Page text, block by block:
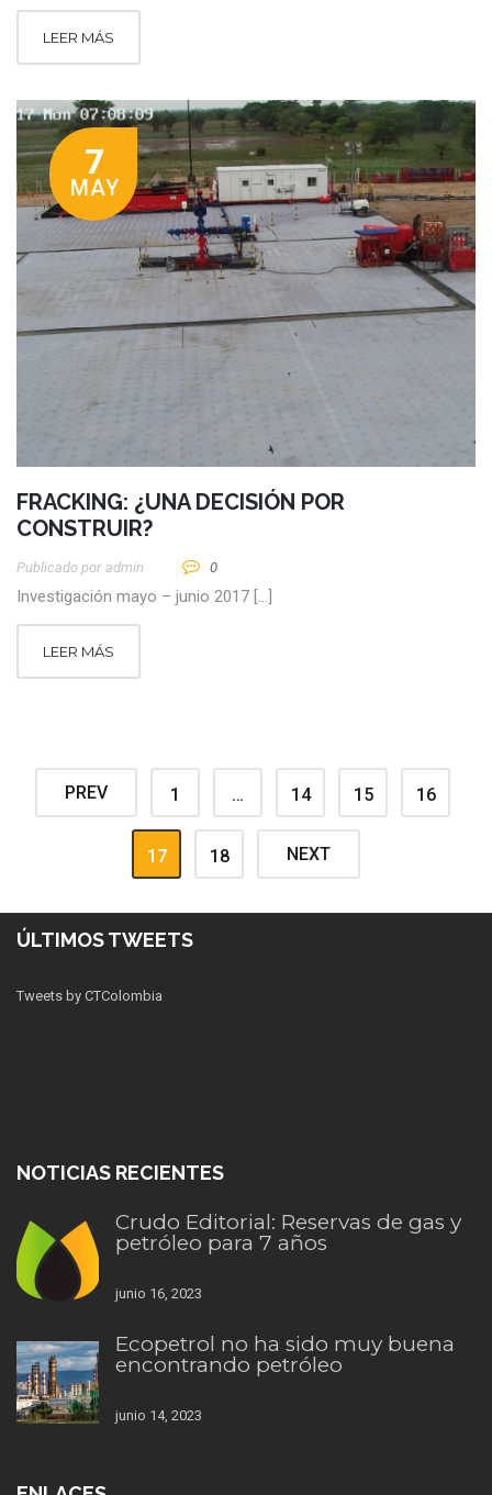
LEER MÁS
7
MAY
FRACKING: ¿UNA DECISIÓN POR
CONSTRUIR?
Publicado por Admin 0
Investigación mayo – junio 2017 […]
LEER MÁS
PREV 1 … 14 15 16
17 18 NEXT
ÚLTIMOS TWEETS
Tweets by CTColombia
NOTICIAS RECIENTES
Crudo Editorial: Reservas de gas y
petróleo para 7 años
junio 16, 2023
Ecopetrol no ha sido muy buena
encontrando petróleo
junio 14, 2023